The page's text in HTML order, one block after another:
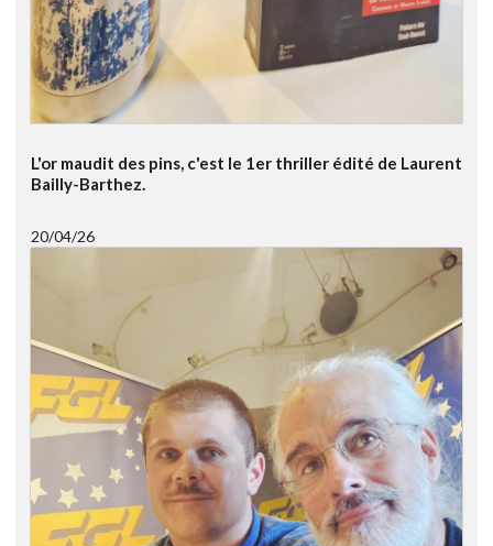
L'or maudit des pins, c'est le 1er thriller édité de Laurent
Bailly-Barthez.
20/04/26